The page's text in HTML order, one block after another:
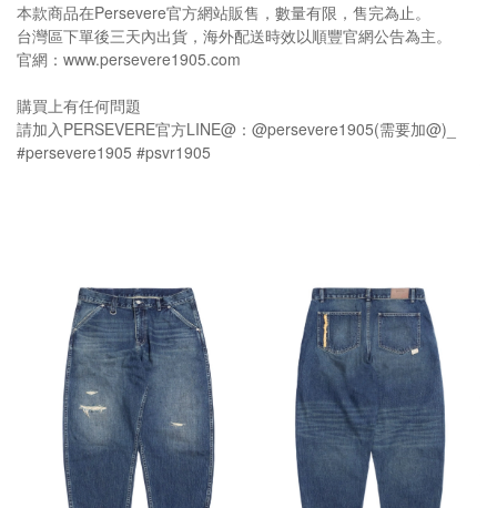
本款商品在Persevere官方網站販售，數量有限，售完為止。
台灣區下單後三天內出貨，海外配送時效以順豐官網公告為主。
官網：www.persevere1905.com
購買上有任何問題
請加入PERSEVERE官方LINE@：@persevere1905(需要加@)_
#persevere1905 #psvr1905